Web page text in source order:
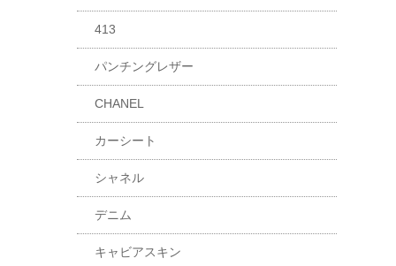
413
パンチングレザー
CHANEL
カーシート
シャネル
デニム
キャビアスキン